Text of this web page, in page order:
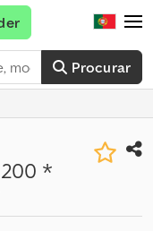
Procurar
200 *